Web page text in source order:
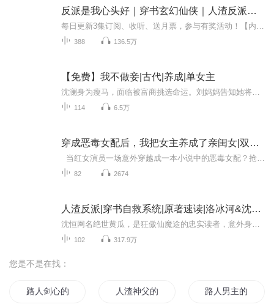
反派是我心头好｜穿书玄幻仙侠｜人渣反派自救系统同款
388 136.5万
【免费】我不做妾|古代|养成|单女主
114 6.5万
穿成恶毒女配后，我把女主养成了亲闺女|双播|穿越|疯批|双女主
82 2674
人渣反派|穿书自救系统|原著速读|洛冰河&沈清秋
102 317.9万
您是不是在找：
路人剑心的养成方法 人渣神父的养成方法 路人男主的养成